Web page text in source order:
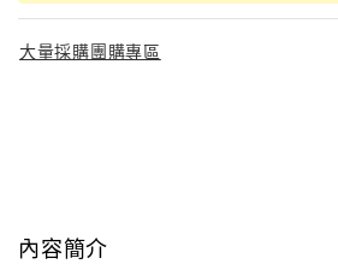
大量採購團購專區
內容簡介